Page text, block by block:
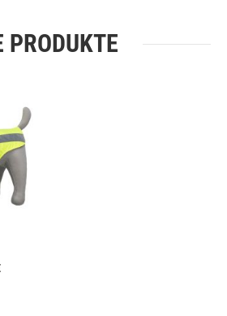
PRODUKTE